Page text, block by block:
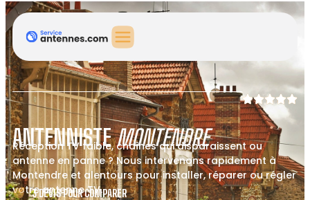
ANTENNISTEMONTENDRE
Réception TV faible, chaînes qui disparaissent ou
antenne en panne ? Nous intervenons rapidement à
Montendre et alentours pour installer, réparer ou régler
votre antenne TV.
3 DEVIS POUR COMPARER